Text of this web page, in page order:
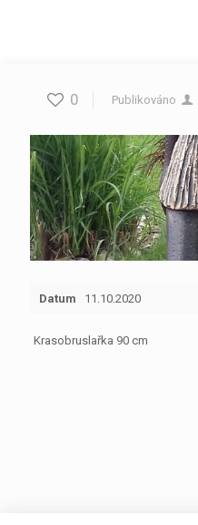
0 Publikováno
Datum 11.10.2020
Krasobruslařka 90 cm